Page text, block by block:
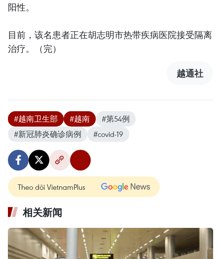
阳性。
目前，该名患者正在胡志明市热带疾病医院接受隔离
治疗。（完）
越通社
#越南卫生部 #越南
#第54例
#新冠肺炎确诊病例
#covid-19
Theo dõi VietnamPlus
相关新闻